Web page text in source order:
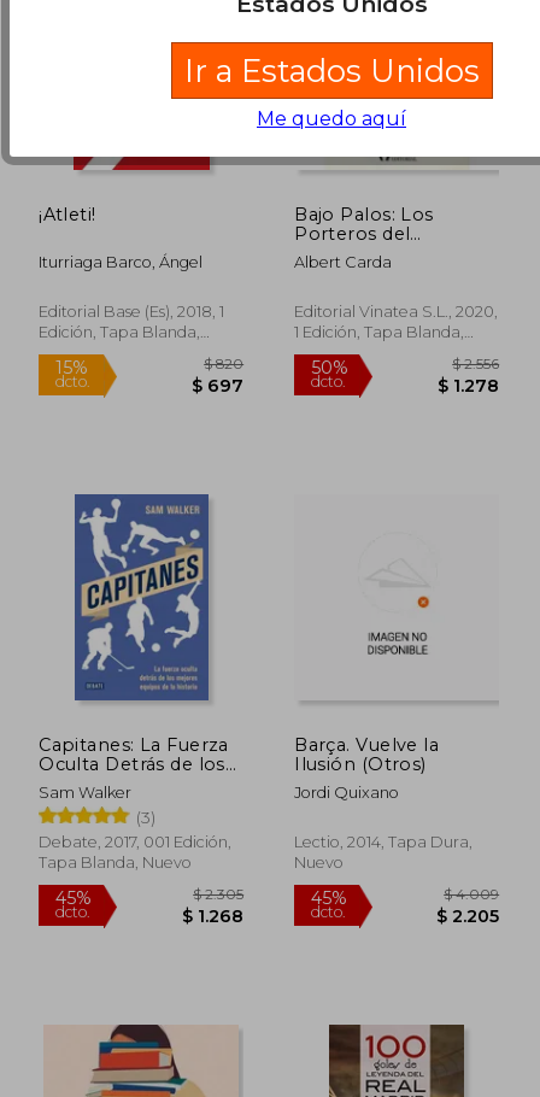
50%
dcto. $ 3.202
45%
dcto. $
¡Atleti!
Iturriaga Barco, Ángel
Editorial Base (Es), 2018, 1
Edición, Tapa Blanda,
Nuevo
Bajo Palos: Los
Porteros del
Centenario
Albert Carda
Editorial Vinatea S.L., 2020,
1 Edición, Tapa Blanda,
Nuevo
Capitanes: La Fuerza
Oculta Detrás de los
Mejores Equipos de la
Historia
Sam Walker
(3)
Debate, 2017, 001 Edición,
Tapa Blanda, Nuevo
Barça. Vuelve la
Ilusión (Otros)
Jordi Quixano
Lectio, 2014, Tapa Dura,
Nuevo
Ir a Estados Unidos
Me quedo aquí